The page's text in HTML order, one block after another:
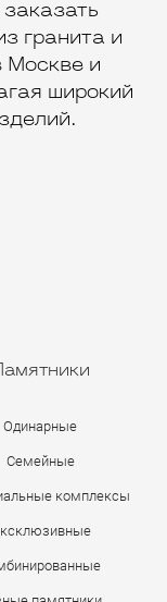
гранита и
Москве и
широкий
Памятники
Одинарные
Семейные
комплексы